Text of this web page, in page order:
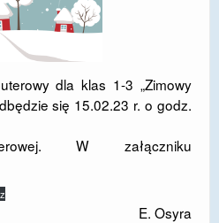
dla klas 1-3 „Zimowy
się 15.02.23 r. o godz.
W załączniku
E. Osyra